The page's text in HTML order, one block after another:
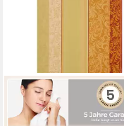
ERWIN MÜLLER
Bettwäsche Bettwäsche
Sparpaket 4-teilig